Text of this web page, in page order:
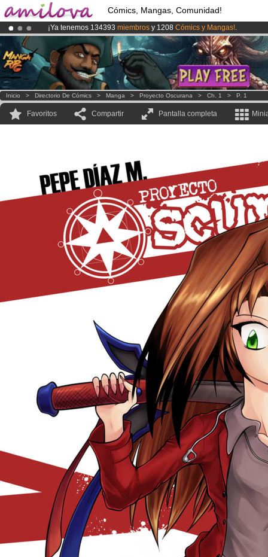
Cómics, Mangas, Comunidad!
¡Ya tenemos 134393 miembros y 1208 Cómics y Mangas!.
¡El Kickstarter Amilova está desormado lanzado!.
¡Conviertete en Premium por3.95 euros al mes!Hazte Premium ya
Inicio > Directorio De Cómics > Manga > Proyecto Oscurana > Ch. 1 > P. 1
Favoritos Compartir Pantalla completa